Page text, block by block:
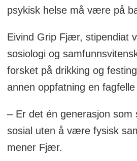
psykisk helse må være på
Eivind Grip Fjær, stipendiat
sosiologi og
forsket på drikking og
annen oppfatning en
– Er det én generasjon
sosial uten å være fysisk
mener Fjær.